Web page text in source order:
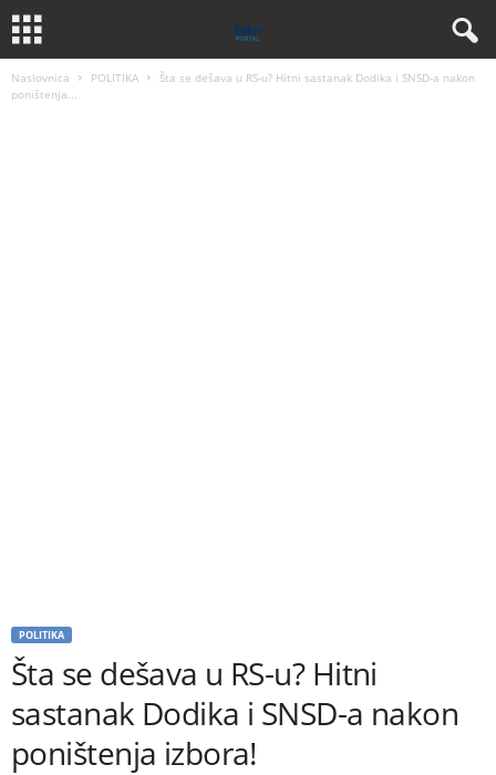
Naslovnica POLITIKA
Šta se dešava u RS-u? Hitni sastanak Dodika i SNSD-a nakon
poništenja...
POLITIKA
Šta se dešava u RS-u? Hitni
sastanak Dodika i SNSD-a nakon
poništenja izbora!